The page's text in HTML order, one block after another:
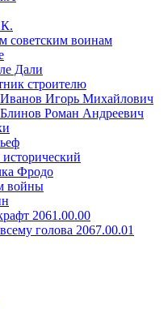
советским воинам
Дали
строителю
Игорь Михайлович
Роман Андреевич
Фродо
войны
2061.00.00
голова 2067.00.01